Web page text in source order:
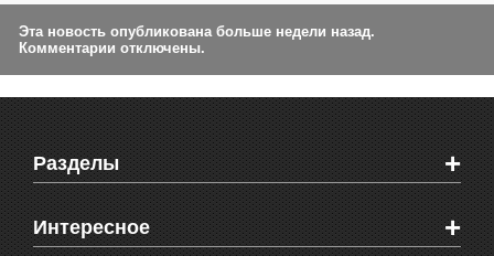
Эта новость опубликована больше недели назад.
Комментарии отключены.
Разделы +
Новости Феодосии
Новости Крыма
Интересное +